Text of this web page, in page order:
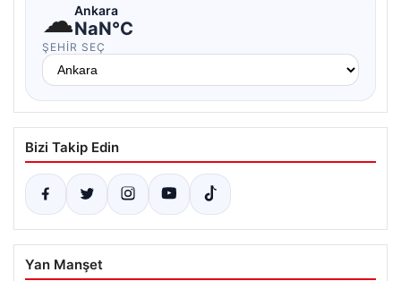
☁Ankara
NaN°C
ŞEHIR SEÇ
Bizi Takip Edin
Yan Manşet